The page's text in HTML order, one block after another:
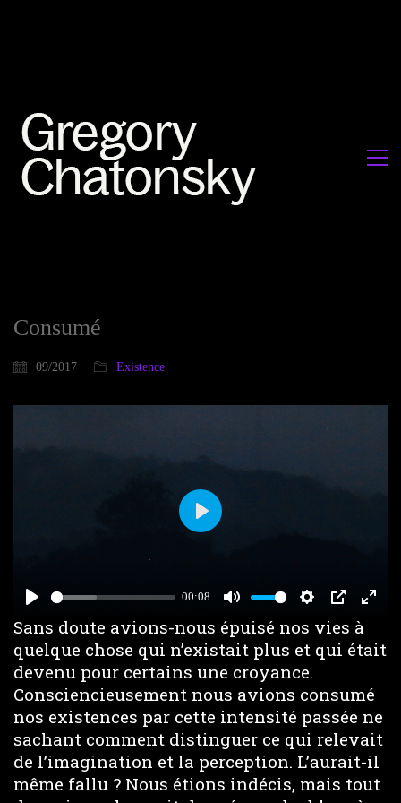
Consumé
09/2017 Existence
00:08
Play
Sans doute avions-nous épuisé nos vies à
quelque chose qui n’existait plus et qui était
devenu pour certains une croyance.
Consciencieusement nous avions consumé
nos existences par cette intensité passée ne
sachant comment distinguer ce qui relevait
de l’imagination et la perception. L’aurait-il
même fallu ? Nous étions indécis, mais tout